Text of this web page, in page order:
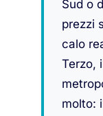
Sud o
prezzi
calo
Terzo,
molto: